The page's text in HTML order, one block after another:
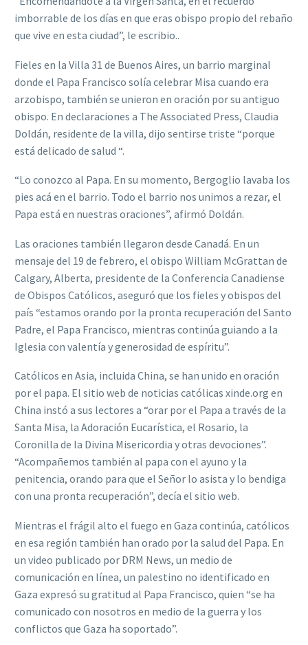
imborrable de los días en que eras obispo propio del rebaño
que vive en esta ciudad”, le escribio..
Fieles en la Villa 31 de Buenos Aires, un barrio marginal
donde el Papa Francisco solía celebrar Misa cuando era
arzobispo, también se unieron en oración por su antiguo
obispo. En declaraciones a The Associated Press, Claudia
Doldán, residente de la villa, dijo sentirse triste “porque
está delicado de salud “.
“Lo conozco al Papa. En su momento, Bergoglio lavaba los
pies acá en el barrio. Todo el barrio nos unimos a rezar, el
Papa está en nuestras oraciones”, afirmó Doldán.
Las oraciones también llegaron desde Canadá. En un
mensaje del 19 de febrero, el obispo William McGrattan de
Calgary, Alberta, presidente de la Conferencia Canadiense
de Obispos Católicos, aseguró que los fieles y obispos del
país “estamos orando por la pronta recuperación del Santo
Padre, el Papa Francisco, mientras continúa guiando a la
Iglesia con valentía y generosidad de espíritu”.
Católicos en Asia, incluida China, se han unido en oración
por el papa. El sitio web de noticias católicas xinde.org en
China instó a sus lectores a “orar por el Papa a través de la
Santa Misa, la Adoración Eucarística, el Rosario, la
Coronilla de la Divina Misericordia y otras devociones”.
“Acompañemos también al papa con el ayuno y la
penitencia, orando para que el Señor lo asista y lo bendiga
con una pronta recuperación”, decía el sitio web.
Mientras el frágil alto el fuego en Gaza continúa, católicos
en esa región también han orado por la salud del Papa. En
un video publicado por DRM News, un medio de
comunicación en línea, un palestino no identificado en
Gaza expresó su gratitud al Papa Francisco, quien “se ha
comunicado con nosotros en medio de la guerra y los
conflictos que Gaza ha soportado”.